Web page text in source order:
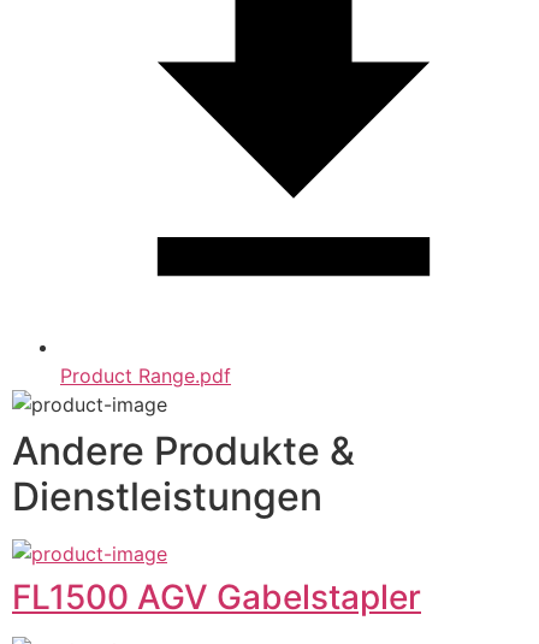
Product Range.pdf
Andere Produkte &
Dienstleistungen
FL1500 AGV Gabelstapler